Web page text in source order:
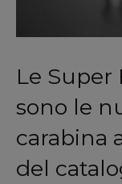
Le Super
sono le
carabina
del